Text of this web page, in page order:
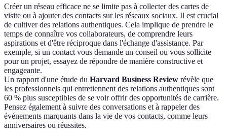
Créer un réseau efficace ne se limite pas à collecter des cartes de
visite ou à ajouter des contacts sur les réseaux sociaux. Il est crucial
de cultiver des relations authentiques. Cela implique de prendre le
temps de connaître vos collaborateurs, de comprendre leurs
aspirations et d'être réciproque dans l'échange d'assistance. Par
exemple, si un contact vous demande un conseil ou vous sollicite
pour un projet, essayez de répondre de manière constructive et
engageante.
Un rapport d'une étude du Harvard Business Review révèle que
les professionnels qui entretiennent des relations authentiques sont
60 % plus susceptibles de se voir offrir des opportunités de carrière.
Pensez également à suivre des conversations et à rappeler des
événements marquants dans la vie de vos contacts, comme leurs
anniversaires ou réussites.